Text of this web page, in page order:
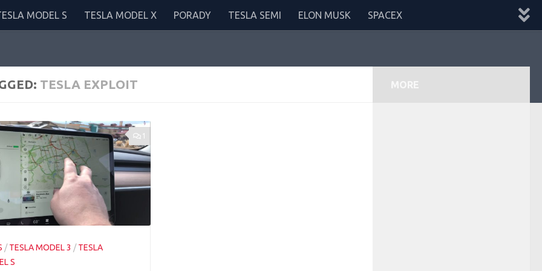
MODEL S TESLA MODEL X PORADY TESLA SEMI ELON MUSK SPACEX
TESLA EXPLOIT
1
/TESLA MODEL 3 /TESLA
S
MORE